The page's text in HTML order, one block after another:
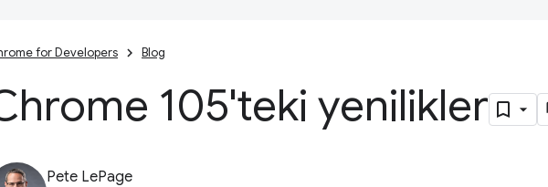
for Developers Blog
105'teki yenilikler
Pete LePage